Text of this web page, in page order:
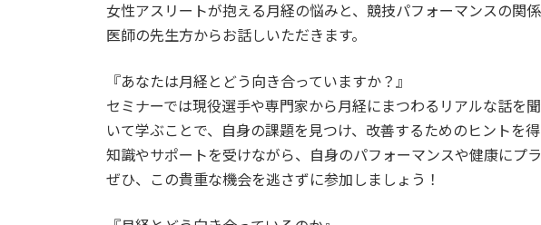
女性アスリートが抱える月経の悩みと、競技パフォーマンスの関
医師の先生方からお話しいただきます。
『あなたは月経とどう向き合っていますか？』
セミナーでは現役選手や専門家から月経にまつわるリアルな話を
いて学ぶことで、自身の課題を見つけ、改善するためのヒントを得
知識やサポートを受けながら、自身のパフォーマンスや健康にプ
ぜひ、この貴重な機会を逃さずに参加しましょう！